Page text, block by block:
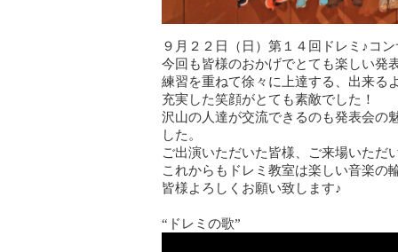
９月２２日（日）第１４回ドレミ♪コ
今回も皆様のおかげでとても楽しい発
練習を重ねて徐々に上達する、出来る
充実した笑顔がとても素敵でした！
沢山の人達が交流できるのも発表会の
した。
ご出演いただいた皆様、ご来場いただ
これからもドレミ教室は楽しい音楽の
皆様よろしくお願い致します♪
“ドレミの歌”